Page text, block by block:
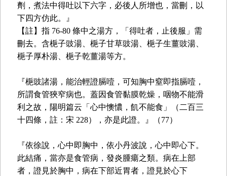
劑，煮法中得吐以下六字，必後人所增也，當刪，以
下四方仿此。』
【註】指 76-80 條中之湯方，「得吐者，止後服」需
刪去。含梔子豉湯、梔子甘草豉湯、梔子生薑豉湯、
梔子厚朴湯、梔子乾薑湯等方。
『梔豉諸湯，能治輕證膈噎，可知胸中窒即指膈噎，
所謂食管狹窄病也。蓋因食管黏膜乾燥，咽物不能滑
利之故，陽明篇云「心中懊憹，飢不能食」（二百三
十四條，註：宋 228），亦是此證。』（77）
『依徐說，心中即胸中，依小丹波說，心中即心下。
此結痛，當亦是食管病，發炎腫瘍之類。病在上部
者，證見於胸中，病在下部近胃者，證見於心下